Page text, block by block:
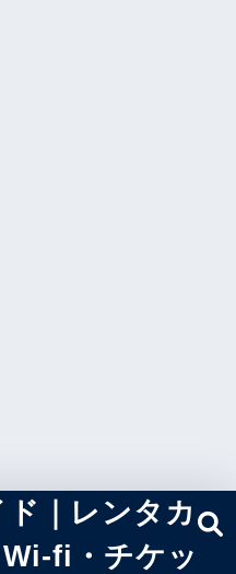
｜レンタカ
fi・チケッ